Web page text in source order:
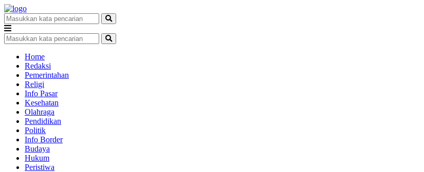
Home
Redaksi
Pemerintahan
Religi
Info Pasar
Kesehatan
Olahraga
Pendidikan
Politik
Info Border
Budaya
Hukum
Peristiwa